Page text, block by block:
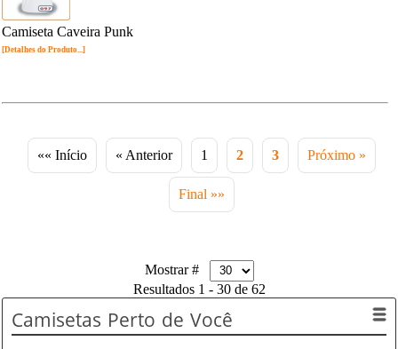
Camiseta Caveira Punk
[Detalhes do Produto...]
«« Início « Anterior 1 2 3 Próximo »
Final »»
Mostrar #
Resultados 1 - 30 de 62
Camisetas Perto de Você